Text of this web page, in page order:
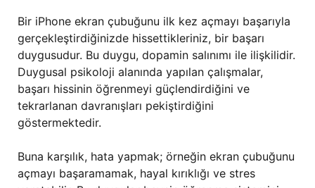
Bir iPhone ekran çubuğunu ilk kez açmayı başarıyla
gerçekleştirdiğinizde hissettikleriniz, bir başarı
duygusudur. Bu duygu, dopamin salınımı ile ilişkilidir.
Duygusal psikoloji alanında yapılan çalışmalar,
başarı hissinin öğrenmeyi güçlendirdiğini ve
tekrarlanan davranışları pekiştirdiğini
göstermektedir.
Buna karşılık, hata yapmak; örneğin ekran çubuğunu
açmayı başaramamak, hayal kırıklığı ve stres